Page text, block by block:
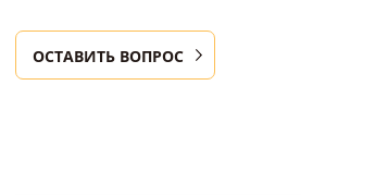
ОСТАВИТЬ ВОПРОС